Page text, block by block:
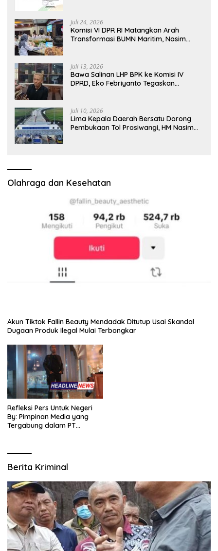
Juli 24, 2026
Komisi VI DPR RI Matangkan Arah
Transformasi BUMN Maritim, Nasim
Juli 13, 2026
Bawa Salinan LHP BPK ke Komisi IV
DPRD, Eko Febriyanto Tegaskan
Juli 10, 2026
Lima Kepala Daerah Bersatu Dorong
Pembukaan Tol Prosiwangi, HM Nasim
Olahraga dan Kesehatan
Akun Tiktok Fallin Beauty Mendadak Ditutup Usai Skandal
Dugaan Produk Ilegal Mulai Terbongkar
Refleksi Pers Untuk Negeri
By: Pimpinan Media yang
Tergabung dalam PT
Berita Kriminal